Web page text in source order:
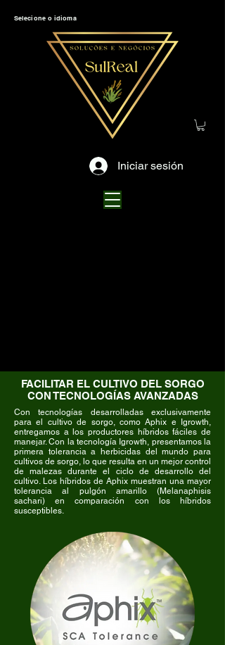
Iniciar sesión
Selecione o idioma
FACILITAR EL CULTIVO DEL SORGO
CON TECNOLOGÍAS AVANZADAS
Con tecnologías desarrolladas exclusivamente
para el cultivo de sorgo, como Aphix e Igrowth,
entregamos a los productores híbridos fáciles de
manejar. Con la tecnología Igrowth, presentamos la
primera tolerancia a herbicidas del mundo para
cultivos de sorgo, lo que resulta en un mejor control
de malezas durante el ciclo de desarrollo del
cultivo. Los híbridos de Aphix muestran una mayor
tolerancia al pulgón amarillo (Melanaphisis
sachari) en comparación con los híbridos
susceptibles.